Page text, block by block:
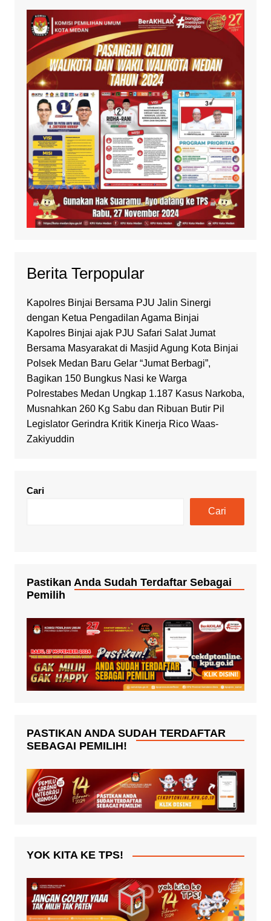
Berita Terpopular
Kapolres Binjai Bersama PJU Jalin Sinergi
dengan Ketua Pengadilan Agama Binjai
Kapolres Binjai ajak PJU Safari Salat Jumat
Bersama Masyarakat di Masjid Agung Kota Binjai
Polsek Medan Baru Gelar “Jumat Berbagi”,
Bagikan 150 Bungkus Nasi ke Warga
Polrestabes Medan Ungkap 1.187 Kasus Narkoba,
Musnahkan 260 Kg Sabu dan Ribuan Butir Pil
Legislator Gerindra Kritik Kinerja Rico Waas-
Zakiyuddin
Cari
Cari
Pastikan Anda Sudah Terdaftar Sebagai
Pemilih
PASTIKAN ANDA SUDAH TERDAFTAR
SEBAGAI PEMILIH!
YOK KITA KE TPS!